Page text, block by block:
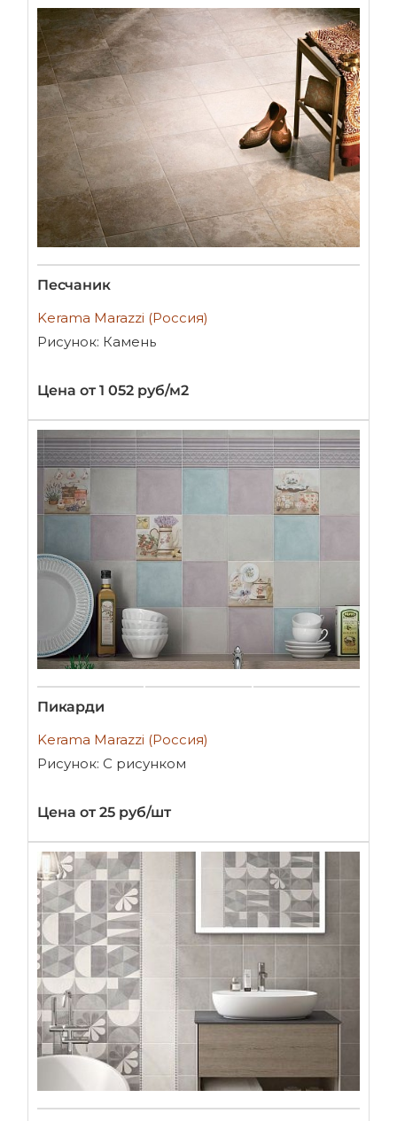
Песчаник
Kerama Marazzi (Россия)
Рисунок: Камень
Цена от 1 052 руб/м2
Пикарди
Kerama Marazzi (Россия)
Рисунок: С рисунком
Цена от 25 руб/шт